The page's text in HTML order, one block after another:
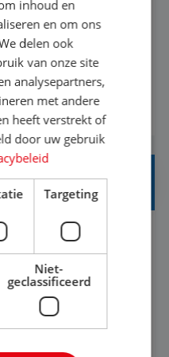
of
je klaar voor de
reis je de hele
in op de
en wat er in de
weet je
droomreis te
leukste dat er is. Of
een ander: jij vindt
inhoud en
en om ons
delen ook
van onze site
analysepartners,
met andere
heeft verstrekt of
door uw gebruik
Targeting
Niet-
geclassificeerd